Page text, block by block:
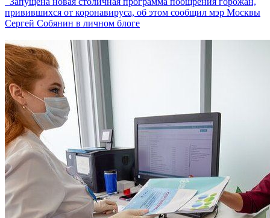
привившихся от коронавируса, об этом сообщил мэр Москвы
Сергей Собянин в личном блоге